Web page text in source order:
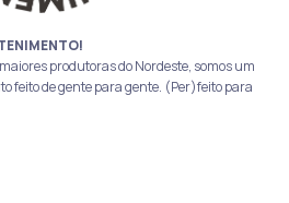
produtoras do Nordeste, somos um
feito de gente para gente. (Per)feito para